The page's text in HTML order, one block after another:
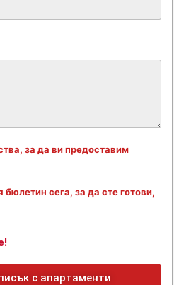
за да ви предоставим
сега, за да сте готови,
с апартаменти